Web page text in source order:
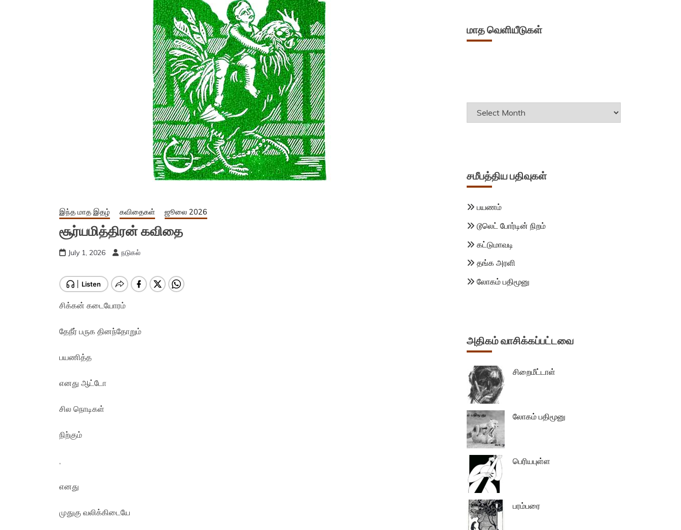
இந்த மாத இதழ் கவிதைகள் ஜூலை 2026
சூர்யமித்திரன் கவிதை
July 1, 2026 நடுகல்
சிக்கன் கடையோரம்
தேநீர் பருக தினந்தோறும்
பயணித்த
எனது ஆட்டோ
சில நொடிகள்
நிற்கும்
,
எனது
முதுகு வலிக்கிடையே
மாத வெளியீடுகள்
Archives
சமீபத்திய பதிவுகள்
பயணம்
டூலெட் போர்டின் நிறம்
கட்டுமாவடி
தங்க அரளி
லோகம் பதிமூனு
அதிகம் வாசிக்கப்பட்டவை
சிறைமீட்டாள்
லோகம் பதிமூனு
பெரியபுள்ள
பரம்பரை